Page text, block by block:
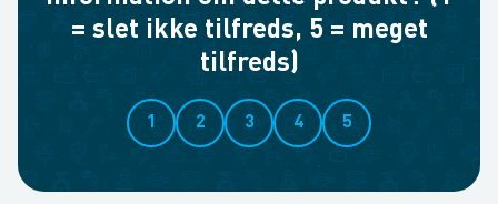
= slet ikke tilfreds, 5 = meget
tilfreds)
1 2 3 4 5